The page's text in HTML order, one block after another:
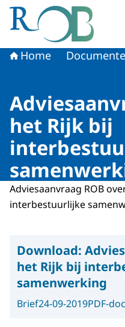
Naar de homepage van
Home
het Rijk bij
Adviesaanvraag ROB
interbestuurlijke
Download:
het Rijk bij
samenwerking
Brief24-09-2019PDF-